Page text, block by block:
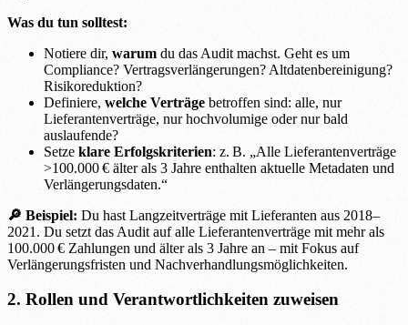
Was du tun solltest:
Notiere dir, warum du das Audit machst. Geht es um
Compliance? Vertragsverlängerungen? Altdatenbereinigung?
Risikoreduktion?
Definiere, welche Verträge betroffen sind: alle, nur
Lieferantenverträge, nur hochvolumige oder nur bald
auslaufende?
Setze klare Erfolgskriterien: z. B. „Alle Lieferantenverträge
>100.000 € älter als 3 Jahre enthalten aktuelle Metadaten und
Verlängerungsdaten.“
🔎 Beispiel: Du hast Langzeitverträge mit Lieferanten aus 2018–
2021. Du setzt das Audit auf alle Lieferantenverträge mit mehr als
100.000 € Zahlungen und älter als 3 Jahre an – mit Fokus auf
Verlängerungsfristen und Nachverhandlungsmöglichkeiten.
2. Rollen und Verantwortlichkeiten zuweisen